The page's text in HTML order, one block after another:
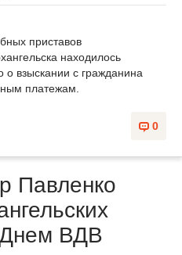
приставов
находилось
о взыскании с гражданина
платежам.
0
Павленко
Днем ВДВ